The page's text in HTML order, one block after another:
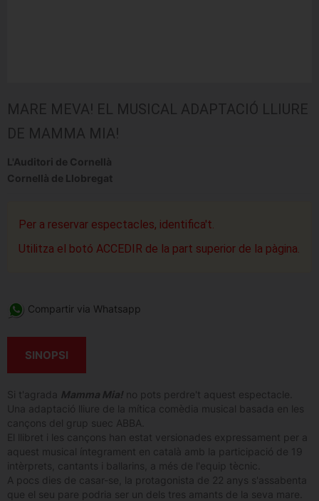
MARE MEVA! EL MUSICAL ADAPTACIÓ LLIURE
DE MAMMA MIA!
L'Auditori de Cornellà
Cornellà de Llobregat
Per a reservar espectacles, identifica't.
Utilitza el botó ACCEDIR de la part superior de la pàgina.
Compartir via Whatsapp
SINOPSI
Si t'agrada Mamma Mia! no pots perdre't aquest espectacle.
Una adaptació lliure de la mítica comèdia musical basada en les
cançons del grup suec ABBA.
El llibret i les cançons han estat versionades expressament per a
aquest musical íntegrament en català amb la participació de 19
intèrprets, cantants i ballarins, a més de l'equip tècnic.
A pocs dies de casar-se, la protagonista de 22 anys s'assabenta
que el seu pare podria ser un dels tres amants de la seva mare.